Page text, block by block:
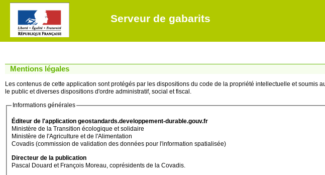
Serveur de gabarits
Mentions légales
Les contenus de cette application sont protégés par les dispositions du code de la propriété intellectuelle et
le public et diverses dispositions d'ordre administratif, social et fiscal.
Informations générales
Éditeur de l'application geostandards.developpement-durable.gouv.fr
Ministère de la Transition écologique et solidaire
Ministère de l'Agriculture et de l'Alimentation
Covadis (commission de validation des données pour l'information spatialisée)
Directeur de la publication
Pascal Douard et François Moreau, coprésidents de la Covadis.